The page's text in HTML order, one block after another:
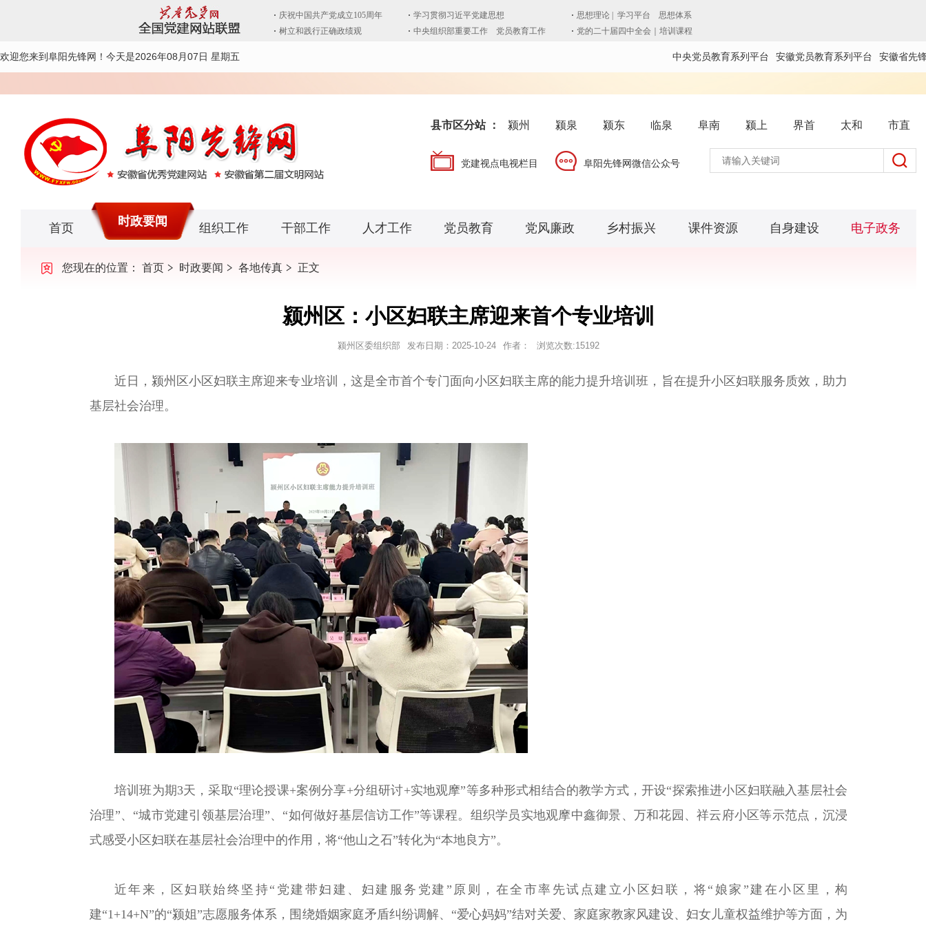
欢迎您来到阜阳先锋网！ 今天是2026年08月07日 星期五 中央党员教育系列平台 安徽党员教育系列平台 安徽省先
县市区分站 ： 颍州 颍泉 颍东 临泉 阜南 颍上 界首 太和 市直
党建视点电视栏目 阜阳先锋网微信公众号
首页 时政要闻 组织工作 干部工作 人才工作 党员教育 党风廉政 乡村振兴 课件资源 自身建设 电子政务
您现在的位置： 首页 时政要闻 各地传真 正文
颍州区：小区妇联主席迎来首个专业培训
颍州区委组织部 发布日期： 2025-10-24 作者： 浏览次数:15192
近日，颍州区小区妇联主席迎来专业培训，这是全市首个专门面向小区妇联主席的能力提升培训班，旨在提升小区妇联服务质效，助力
基层社会治理。
培训班为期3天，采取“理论授课+案例分享+分组研讨+实地观摩”等多种形式相结合的教学方式，开设“探索推进小区妇联融入基层社会
治理”、“城市党建引领基层治理”、“如何做好基层信访工作”等课程。组织学员实地观摩中鑫御景、万和花园、祥云府小区等示范点，沉浸
式感受小区妇联在基层社会治理中的作用，将“他山之石”转化为“本地良方”。
近年来，区妇联始终坚持“党建带妇建、妇建服务党建”原则，在全市率先试点建立小区妇联，将“娘家”建在小区里，构
建“1+14+N”的“颍姐”志愿服务体系，围绕婚姻家庭矛盾纠纷调解、“爱心妈妈”结对关爱、家庭家教家风建设、妇女儿童权益维护等方面，为